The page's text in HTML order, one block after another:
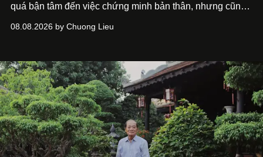
quá bận tâm đến việc chứng minh bản thân, nhưng cũng
phim điện ảnh trong nửa đầu 2026 đến hành trình trở lại
bằng một tâm thế điềm tĩnh hơn. Anh tiếp tục học hỏi, trau
dồi và chờ đợi những vai diễn đủ sức đưa mình đến
những vùng đất mới. Ở tuổi ngoài 30, điều anh theo đuổi
không phải những đích đến quá lớn, mà là khả năng luôn
tiến về phía trước.
08.08.2026 by Chuong Lieu